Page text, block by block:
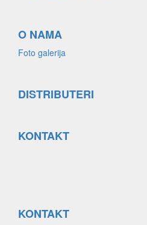
O NAMA
Foto galerija
DISTRIBUTERI
KONTAKT
KONTAKT